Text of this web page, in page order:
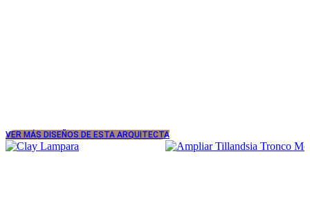
VER MÁS DISEÑOS DE ESTA ARQUITECTA